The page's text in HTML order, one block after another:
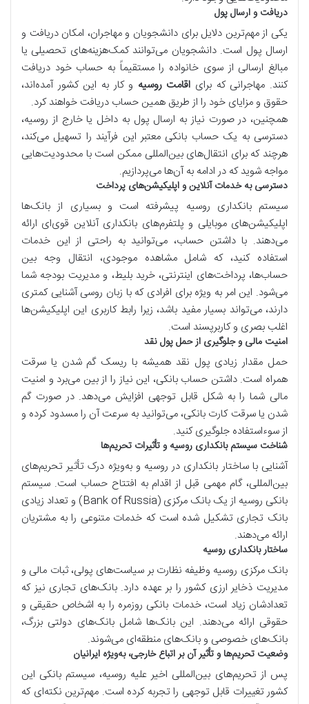
دریافت و ارسال پول
یکی از مهم‌ترین دلایل برای دانشجویان و مهاجران، امکان دریافت و
ارسال پول است. دانشجویان می‌توانند کمک‌هزینه‌های تحصیلی یا
مبالغ ارسالی از سوی خانواده را مستقیماً به حساب خود دریافت
کنند. مهاجرانی که برای اقامت روسیه و کار به این کشور آمده‌اند،
حقوق و مزایای خود را از طریق همین حساب دریافت خواهند کرد.
همچنین، در صورت نیاز به ارسال پول به داخل یا خارج از روسیه،
دسترسی به یک حساب بانکی معتبر این فرآیند را تسهیل می‌کند،
هرچند که برای انتقال‌های بین‌المللی ممکن است با محدودیت‌هایی
مواجه شوید که در ادامه به آن‌ها می‌پردازیم.
دسترسی به خدمات آنلاین و اپلیکیشن‌های پرداخت
سیستم بانکداری روسیه پیشرفته است و بسیاری از بانک‌ها
اپلیکیشن‌های موبایلی و پلتفرم‌های بانکداری آنلاین قوی‌ای ارائه
می‌دهند. با داشتن حساب، می‌توانید به راحتی از این خدمات
استفاده کنید، که شامل مشاهده موجودی، انتقال وجه بین
حساب‌ها، پرداخت‌های اینترنتی، خرید بلیط، و مدیریت بودجه شما
می‌شود. این امر به ویژه برای افرادی که با زبان روسی آشنایی کمتری
دارند، می‌تواند بسیار مفید باشد، زیرا رابط کاربری این اپلیکیشن‌ها
اغلب بصری و کاربرپسند است.
امنیت مالی و جلوگیری از حمل پول نقد
حمل مقدار زیادی پول نقد همیشه با ریسک گم شدن یا سرقت
همراه است. داشتن حساب بانکی، این نیاز را از بین می‌برد و امنیت
مالی شما را به شکل قابل توجهی افزایش می‌دهد. در صورت گم
شدن یا سرقت کارت بانکی، می‌توانید به سرعت آن را مسدود کرده و
از سوءاستفاده جلوگیری کنید.
شناخت سیستم بانکداری روسیه و تأثیرات تحریم‌ها
آشنایی با ساختار بانکداری در روسیه و به‌ویژه درک تأثیر تحریم‌های
بین‌المللی، گام مهمی قبل از اقدام به افتتاح حساب است. سیستم
بانکی روسیه از یک بانک مرکزی (Bank of Russia) و تعداد زیادی
بانک تجاری تشکیل شده است که خدمات متنوعی را به مشتریان
ارائه می‌دهند.
ساختار بانکداری روسیه
بانک مرکزی روسیه وظیفه نظارت بر سیاست‌های پولی، ثبات مالی و
مدیریت ذخایر ارزی کشور را بر عهده دارد. بانک‌های تجاری نیز که
تعدادشان زیاد است، خدمات بانکی روزمره را به اشخاص حقیقی و
حقوقی ارائه می‌دهند. این بانک‌ها شامل بانک‌های دولتی بزرگ،
بانک‌های خصوصی و بانک‌های منطقه‌ای می‌شوند.
وضعیت تحریم‌ها و تأثیر آن بر اتباع خارجی، به‌ویژه ایرانیان
پس از تحریم‌های بین‌المللی اخیر علیه روسیه، سیستم بانکی این
کشور تغییرات قابل توجهی را تجربه کرده است. مهم‌ترین نکته‌ای که